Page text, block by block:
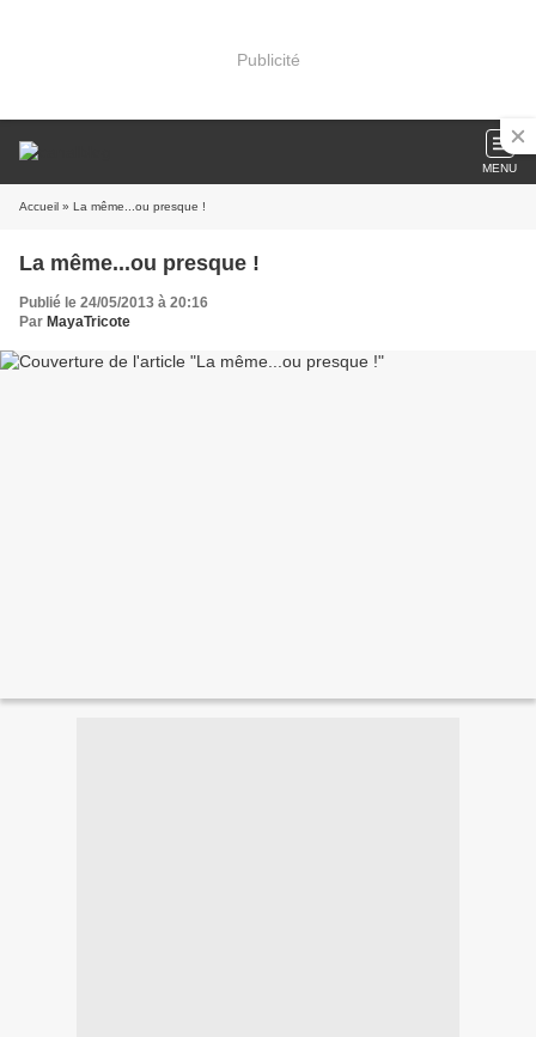
Publicité
MENU
Accueil » La même...ou presque !
La même...ou presque !
Publié le 24/05/2013 à 20:16
Par MayaTricote